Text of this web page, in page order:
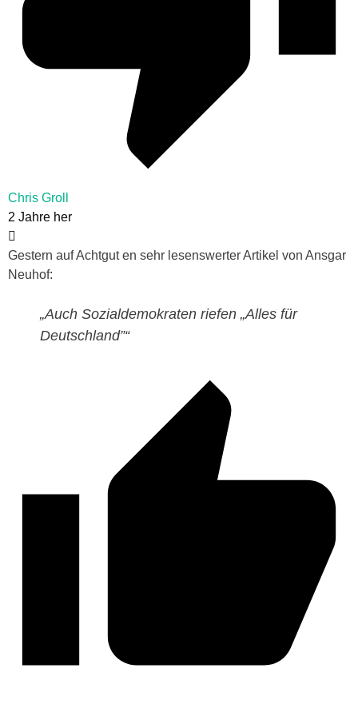
Chris Groll
2 Jahre her
Gestern auf Achtgut en sehr lesenswerter Artikel von Ansgar
Neuhof:
„Auch Sozialdemokraten riefen „Alles für
Deutschland”“